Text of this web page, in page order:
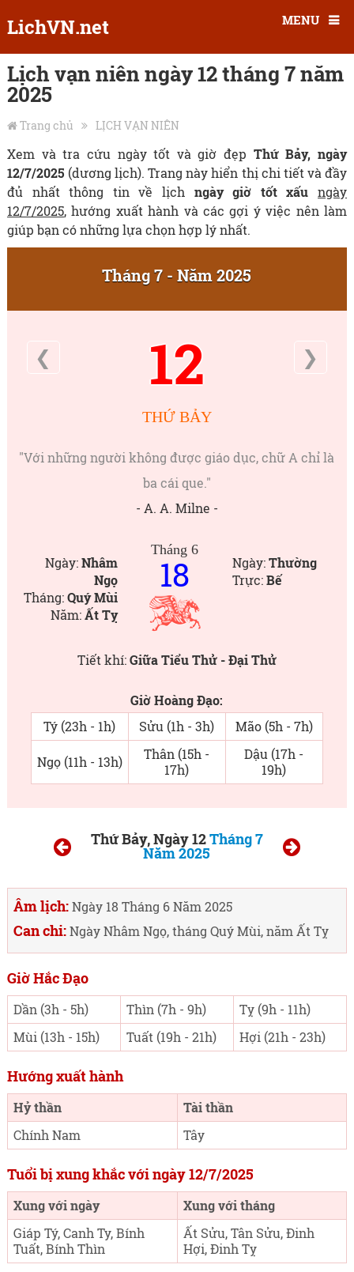
LichVN.net MENU
Lịch vạn niên ngày 12 tháng 7 năm
2025
Trang chủ LỊCH VẠN NIÊN
Xem và tra cứu ngày tốt và giờ đẹp Thứ Bảy, ngày
12/7/2025 (dương lịch). Trang này hiển thị chi tiết và đầy
đủ nhất thông tin về lịch ngày giờ tốt xấu ngày
12/7/2025, hướng xuất hành và các gợi ý việc nên làm
giúp bạn có những lựa chọn hợp lý nhất.
Tháng 7 - Năm 2025
❮ 12 ❯
THỨ BẢY
"Với những người không được giáo dục, chữ A chỉ là
ba cái que."
- A. A. Milne -
Ngày:Nhâm
Ngọ
Tháng:Quý Mùi
Năm:Ất Tỵ
Tháng 6
18 Ngày:Thường
Trực:Bế
Tiết khí:Giữa Tiểu Thử - Đại Thử
Giờ Hoàng Đạo:
Tý (23h - 1h)
Sửu (1h - 3h) Mão (5h - 7h)
Ngọ (11h - 13h)
Thân (15h -
17h)
Dậu (17h -
19h)
Thứ Bảy, Ngày 12Tháng 7
Năm 2025
Âm lịch:Ngày 18 Tháng 6 Năm 2025
Can chi:Ngày Nhâm Ngọ, tháng Quý Mùi, năm Ất Tỵ
Giờ Hắc Đạo
Dần (3h - 5h) Thìn (7h - 9h)
Tỵ (9h - 11h)
Mùi (13h - 15h)
Tuất (19h - 21h) Hợi (21h - 23h)
Hướng xuất hành
Hỷ thần
Tài thần
Chính Nam
Tây
Tuổi bị xung khắc với ngày 12/7/2025
Xung với ngày
Xung với tháng
Giáp Tý, Canh Ty, Bính
Tuất, Bính Thìn
Ất Sửu, Tân Sửu, Đinh
Hợi, Đinh Tỵ